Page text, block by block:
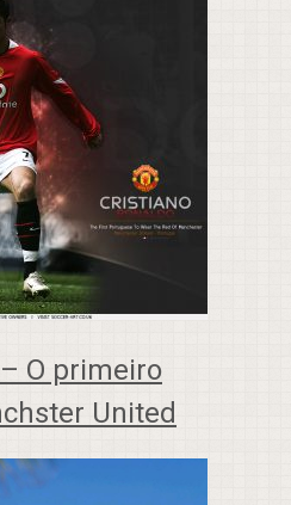
O primeiro
United